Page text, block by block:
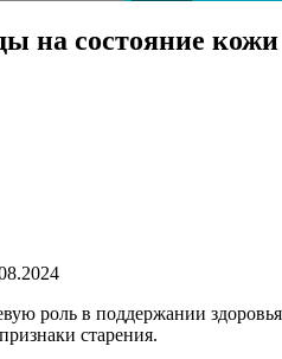
на состояние кожи
роль в поддержании
старения.